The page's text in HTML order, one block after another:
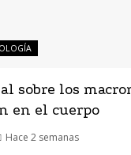
sobre los
en el cuerpo
Hace 2 semanas